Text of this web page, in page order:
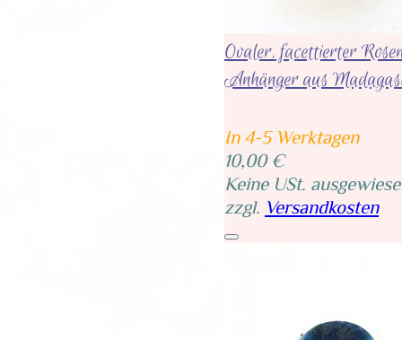
Ovaler, facettierter
Anhänger aus
In 4-5 Werktagen
10,00 €
Keine USt.
zzgl. Versandkosten